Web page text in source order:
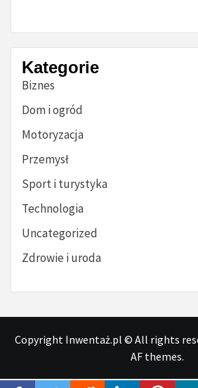
Kategorie
Biznes
Dom i ogród
Motoryzacja
Przemysł
Sport i turystyka
Technologia
Uncategorized
Zdrowie i uroda
Copyright Inwentaż.pl © All rights
AF themes.